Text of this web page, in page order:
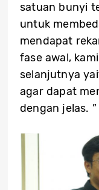
satuan bunyi
untuk
mendapat
fase awal,
selanjutnya
agar dapat
dengan jelas. ”